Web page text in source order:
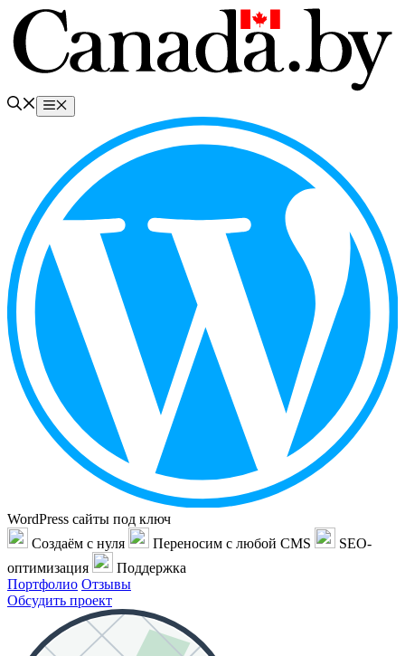
Перейти
содержимому
Меню
WordPress сайты под ключ
Создаём с нуля
Переносим с любой CMS
SEO-
оптимизация
Поддержка
Портфолио Отзывы
Обсудить проект